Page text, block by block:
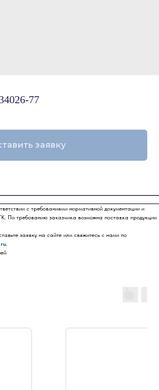
77
заявку
с требованиями нормативной документации и
По требованию заказчика возможна поставка продукции
заявку на сайте или свяжитесь с нами по